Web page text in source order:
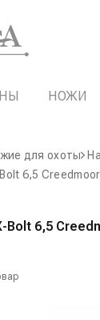
НОЖИ
для охоты
6,5
Bolt 6,5